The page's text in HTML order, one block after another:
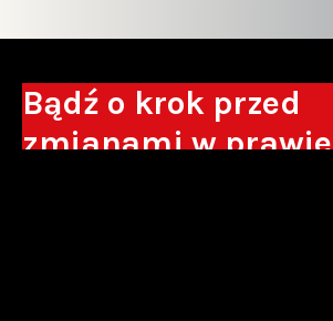
Bądź o krok przed
zmianami w prawie